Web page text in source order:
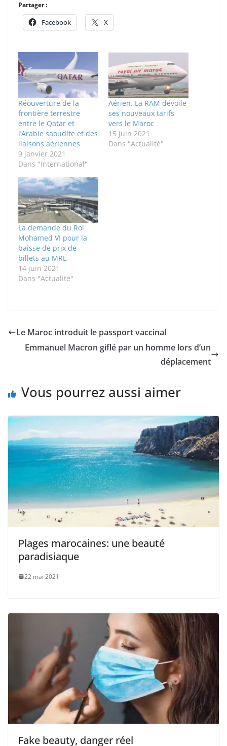
Partager :
Facebook X
Réouverture de la
frontière terrestre
entre le Qatar et
l’Arabie saoudite et des
liaisons aériennes
9 janvier 2021
Dans "International"
Aérien. La RAM dévoile
ses nouveaux tarifs
vers le Maroc
15 juin 2021
Dans "Actualité"
La demande du Roi
Mohamed VI pour la
baisse de prix de
billets au MRE
14 juin 2021
Dans "Actualité"
Le Maroc introduit le passport vaccinal
Emmanuel Macron giflé par un homme lors d’un
déplacement
Vous pourrez aussi aimer
Plages marocaines: une beauté
paradisiaque
22 mai 2021
Fake beauty, danger réel